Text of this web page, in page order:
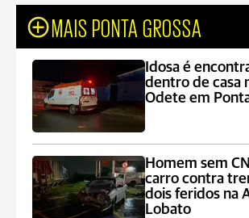
MAIS PONTA GROSSA
Idosa é
dentro de casa
Odete em
Homem sem
carro contra
dois feridos na
Lobato